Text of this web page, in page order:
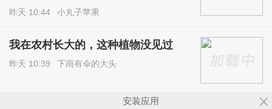
昨天 10:44 小丸子苹果
我在农村长大的，这种植物没见过
昨天 10:39 下雨有伞的大头
安装应用